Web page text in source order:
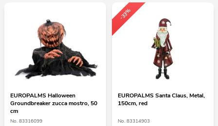
EUROPALMS Halloween
Groundbreaker zucca mostro, 50
cm
No. 83316099
-33%
EUROPALMS Santa Claus, Metal,
150cm, red
No. 83314903